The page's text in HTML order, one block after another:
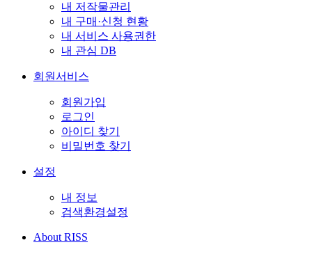
내 저작물관리
내 구매·신청 현황
내 서비스 사용권한
내 관심 DB
회원서비스
회원가입
로그인
아이디 찾기
비밀번호 찾기
설정
내 정보
검색환경설정
About RISS